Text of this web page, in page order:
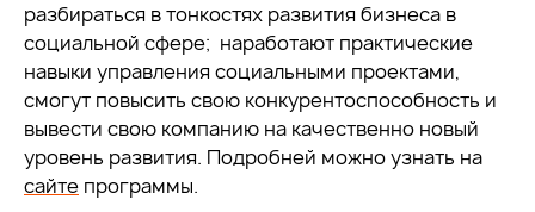
разбираться в тонкостях развития бизнеса в
социальной сфере; наработают практические
навыки управления социальными проектами,
смогут повысить свою конкурентоспособность и
вывести свою компанию на качественно новый
уровень развития. Подробней можно узнать на
сайте программы.